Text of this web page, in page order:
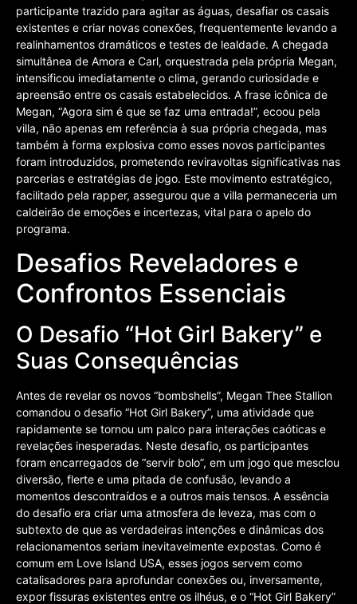
participante trazido para agitar as águas, desafiar os casais
existentes e criar novas conexões, frequentemente levando a
realinhamentos dramáticos e testes de lealdade. A chegada
simultânea de Amora e Carl, orquestrada pela própria Megan,
intensificou imediatamente o clima, gerando curiosidade e
apreensão entre os casais estabelecidos. A frase icônica de
Megan, “Agora sim é que se faz uma entrada!”, ecoou pela
villa, não apenas em referência à sua própria chegada, mas
também à forma explosiva como esses novos participantes
foram introduzidos, prometendo reviravoltas significativas nas
parcerias e estratégias de jogo. Este movimento estratégico,
facilitado pela rapper, assegurou que a villa permaneceria um
caldeirão de emoções e incertezas, vital para o apelo do
programa.
Desafios Reveladores e
Confrontos Essenciais
O Desafio “Hot Girl Bakery” e
Suas Consequências
Antes de revelar os novos “bombshells”, Megan Thee Stallion
comandou o desafio “Hot Girl Bakery”, uma atividade que
rapidamente se tornou um palco para interações caóticas e
revelações inesperadas. Neste desafio, os participantes
foram encarregados de “servir bolo”, em um jogo que mesclou
diversão, flerte e uma pitada de confusão, levando a
momentos descontraídos e a outros mais tensos. A essência
do desafio era criar uma atmosfera de leveza, mas com o
subtexto de que as verdadeiras intenções e dinâmicas dos
relacionamentos seriam inevitavelmente expostas. Como é
comum em Love Island USA, esses jogos servem como
catalisadores para aprofundar conexões ou, inversamente,
expor fissuras existentes entre os ilhéus, e o “Hot Girl Bakery”